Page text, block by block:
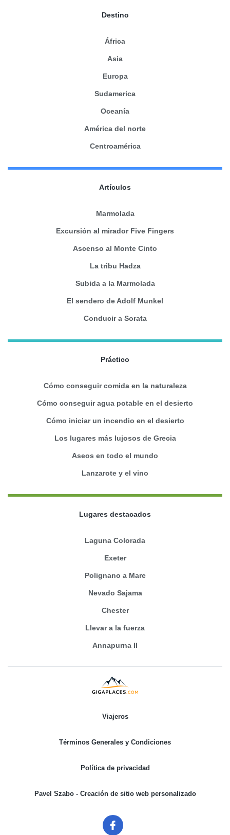
Destino
África
Asia
Europa
Sudamerica
Oceanía
América del norte
Centroamérica
Artículos
Marmolada
Excursión al mirador Five Fingers
Ascenso al Monte Cinto
La tribu Hadza
Subida a la Marmolada
El sendero de Adolf Munkel
Conducir a Sorata
Práctico
Cómo conseguir comida en la naturaleza
Cómo conseguir agua potable en el desierto
Cómo iniciar un incendio en el desierto
Los lugares más lujosos de Grecia
Aseos en todo el mundo
Lanzarote y el vino
Lugares destacados
Laguna Colorada
Exeter
Polignano a Mare
Nevado Sajama
Chester
Llevar a la fuerza
Annapurna II
Viajeros
Términos Generales y Condiciones
Política de privacidad
Pavel Szabo - Creación de sitio web personalizado